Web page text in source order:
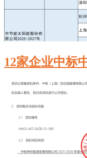
12家企业中标